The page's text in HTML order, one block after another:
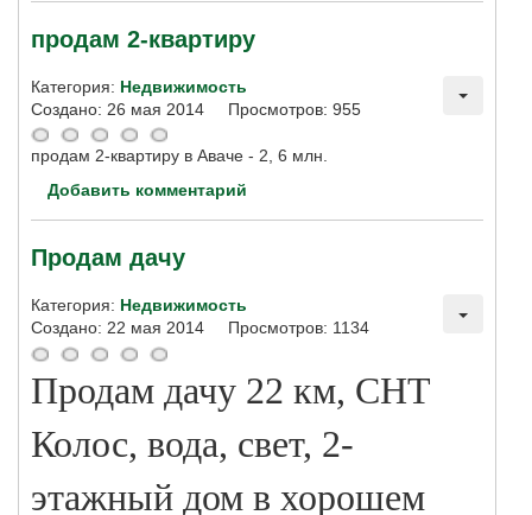
продам 2-квартиру
Категория: Недвижимость
Создано: 26 мая 2014
Просмотров: 955
продам 2-квартиру в Аваче - 2, 6 млн.
Добавить комментарий
Продам дачу
Категория: Недвижимость
Создано: 22 мая 2014
Просмотров: 1134
Продам дачу 22 км, СНТ
Колос, вода, свет, 2-
этажный дом в хорошем